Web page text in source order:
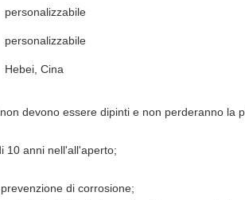
personalizzabile
personalizzabile
Hebei, Cina
devono essere dipinti e non perderanno la
10 anni nell'all'aperto;
di corrosione;